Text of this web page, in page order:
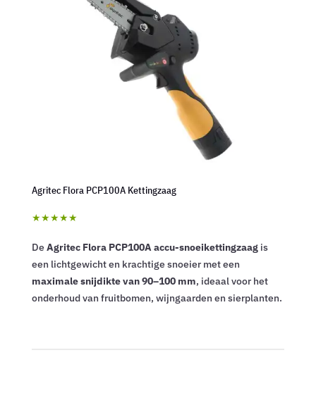
Agritec Flora PCP100A Kettingzaag
★★★★★
DeAgritec Flora PCP100A accu-snoeikettingzaagis
een lichtgewicht en krachtige snoeier met een
maximale snijdikte van 90–100 mm, ideaal voor het
onderhoud van fruitbomen, wijngaarden en sierplanten.